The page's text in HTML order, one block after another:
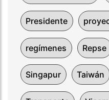
Presidente
regímenes Repse
Singapur Taiwán